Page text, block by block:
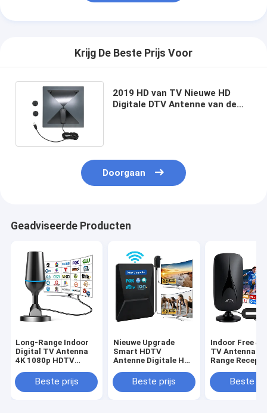
Krijg De Beste Prijs Voor
2019 HD van TV Nieuwe HD
Digitale DTV Antenne van de
Doorgaan
Geadviseerde Producten
Long-Range Indoor
Digital TV Antenna
4K 1080p HDTV
Smart TVs Supports
Local Channels Made
Beste prijs
Nieuwe Upgrade
Smart HDTV
Antenne Digitale HD
30dbi Lange Afstand
UHF Gratis Kanaal
Beste prijs
Indoor Free 4K
TV Antenna
Range
Old TVs
VHF UHF
Beste